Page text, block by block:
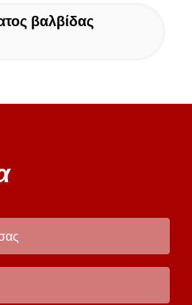
βαλβίδας